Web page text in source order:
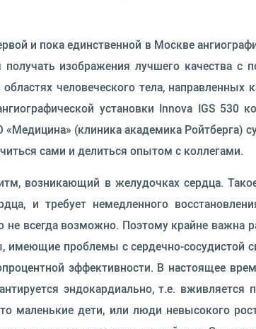
и пока единственной в Москве
получать изображения лучшего качества
человеческого тела, направленных
установки Innova IGS 530
(клиника академика Ройтберга)
сами и делиться опытом с коллегами.
возникающий в желудочках сердца.
и требует немедленного
не всегда возможно. Поэтому крайне важна
имеющие проблемы с сердечно-
эффективности. В настоящее
эндокардиально, т.е.
маленькие дети, или люди невысокого